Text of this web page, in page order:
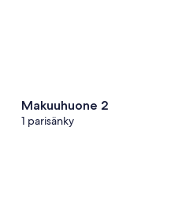
Makuuhuone 2
1 parisänky